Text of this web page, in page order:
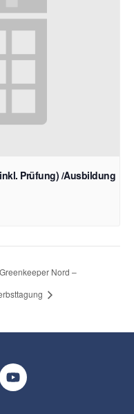
Prüfung) /Ausbildung
Greenkeeper Nord –